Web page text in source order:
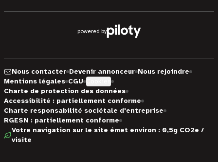
powered by
Nous contacter Devenir annonceur Nous rejoindre
Mentions légales CGU
Charte de protection des données
Accessibilité : partiellement conforme
Charte responsabilité sociétale d'entreprise
RGESN : partiellement conforme
Votre navigation sur le site émet environ : 0,5g CO2e /
visite